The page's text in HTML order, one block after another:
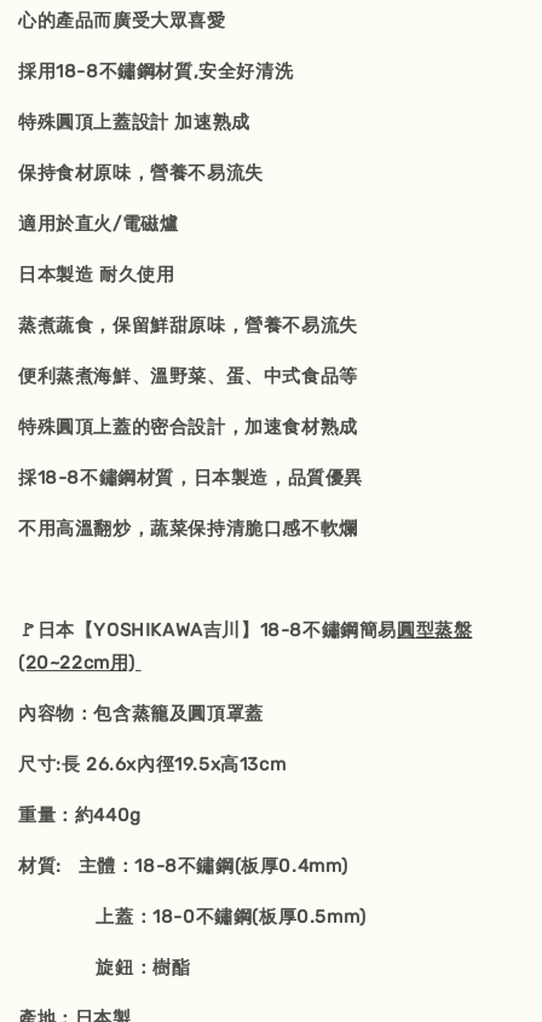
心的產品而廣受大眾喜愛
採用18-8不鏽鋼材質,安全好清洗
特殊圓頂上蓋設計 加速熟成
保持食材原味，營養不易流失
適用於直火/電磁爐
日本製造 耐久使用
蒸煮蔬食，保留鮮甜原味，營養不易流失
便利蒸煮海鮮、溫野菜、蛋、中式食品等
特殊圓頂上蓋的密合設計，加速食材熟成
採18-8不鏽鋼材質，日本製造，品質優異
不用高溫翻炒，蔬菜保持清脆口感不軟爛
🚩日本【YOSHIKAWA吉川】18-8不鏽鋼簡易圓型蒸盤
(20~22cm用)
內容物：包含蒸籠及圓頂罩蓋
尺寸:長 26.6x內徑19.5x高13cm
重量：約440g
材質: 主體：18-8不鏽鋼(板厚0.4mm)
上蓋：18-0不鏽鋼(板厚0.5mm)
旋鈕：樹酯